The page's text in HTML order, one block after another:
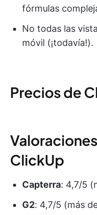
fórmulas
No todas las
móvil (¡todavía!).
Precios de
ClickUp
Capterra: 4,7/5
G2: 4,7/5 (más